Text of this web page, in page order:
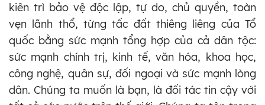
kiên trì bảo vệ độc lập, tự do, chủ quyền, toàn
vẹn lãnh thổ, từng tấc đất thiêng liêng của Tổ
quốc bằng sức mạnh tổng hợp của cả dân tộc:
sức mạnh chính trị, kinh tế, văn hóa, khoa học,
công nghệ, quân sự, đối ngoại và sức mạnh lòng
dân. Chúng ta muốn là bạn, là đối tác tin cậy với